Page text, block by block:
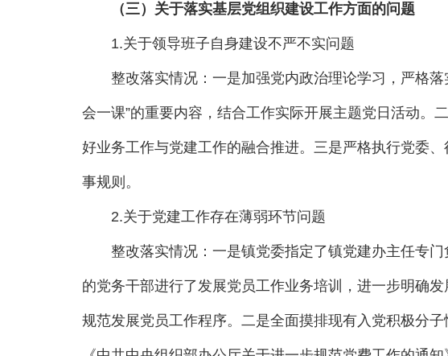
（三）关于落实基层党组织建设工作方面的问题
1.关于领导班子自身建设不严不实问题
整改落实情况：一是加强党内政治理论学习，严格落
会一课”的重要内容，结合工作实际开展主题党日活动。
好业务工作与党建工作的融合推进。三是严格执行党委
事规则。
2.关于党建工作存在薄弱环节问题
整改落实情况：一是镇党委指定了镇党建办主任专门
的党务干部进行了发展党员工作业务培训，进一步明确
规范发展党员工作程序。二是全面摸排现有入党积极分